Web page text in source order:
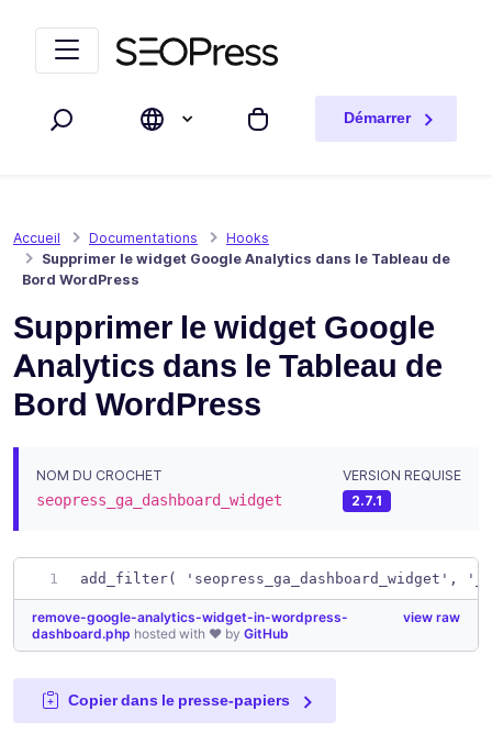
Rechercher Mon panier
Démarrer
Accueil Documentations
Hooks
Supprimer le widget Google Analytics dans le Tableau de
Bord WordPress
Supprimer le widget Google
Analytics dans le Tableau de
Bord WordPress
NOM DU CROCHET
seopress_ga_dashboard_widget
VERSION REQUISE
2.7.1
add_filter( 'seopress_ga_dashboard_widget',
view raw
remove-google-analytics-widget-in-wordpress-
dashboard.php hosted with ❤ by GitHub
Copier dans le presse-papiers